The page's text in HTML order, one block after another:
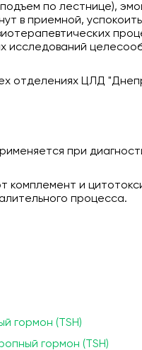
по лестнице),
в приемной,
исследований
отделениях ЦЛД
при
комплемент и
процесса.
гормон (TSH)
гормон (TSH)